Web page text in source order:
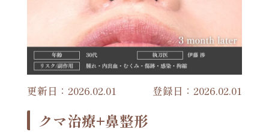
更新日：2026.02.01 登録日：2026.02.01
クマ治療+鼻整形